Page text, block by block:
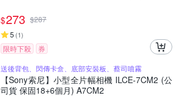
$273 $287
5 (1)
限時下殺
券
送後背包、閃傳卡盒、底部安裝板、蔡司噴霧
【Sony索尼】小型全片幅相機 ILCE-7CM2 (公
司貨 保固18+6個月) A7CM2